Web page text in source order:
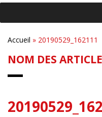
Accueil » 20190529_162111
NOM DES